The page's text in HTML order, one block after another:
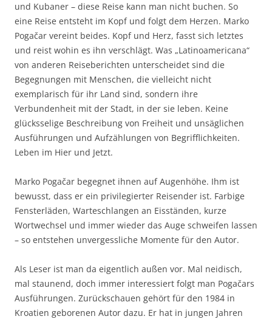
und Kubaner – diese Reise kann man nicht buchen. So
eine Reise entsteht im Kopf und folgt dem Herzen. Marko
Pogačar vereint beides. Kopf und Herz, fasst sich letztes
und reist wohin es ihn verschlägt. Was „Latinoamericana“
von anderen Reiseberichten unterscheidet sind die
Begegnungen mit Menschen, die vielleicht nicht
exemplarisch für ihr Land sind, sondern ihre
Verbundenheit mit der Stadt, in der sie leben. Keine
glücksselige Beschreibung von Freiheit und unsäglichen
Ausführungen und Aufzählungen von Begrifflichkeiten.
Leben im Hier und Jetzt.
Marko Pogačar begegnet ihnen auf Augenhöhe. Ihm ist
bewusst, dass er ein privilegierter Reisender ist. Farbige
Fensterläden, Warteschlangen an Eisständen, kurze
Wortwechsel und immer wieder das Auge schweifen lassen
– so entstehen unvergessliche Momente für den Autor.
Als Leser ist man da eigentlich außen vor. Mal neidisch,
mal staunend, doch immer interessiert folgt man Pogačars
Ausführungen. Zurückschauen gehört für den 1984 in
Kroatien geborenen Autor dazu. Er hat in jungen Jahren